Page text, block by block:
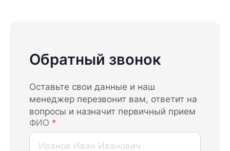
Обратный звонок
Оставьте свои данные и наш
менеджер перезвонит вам, ответит на
вопросы и назначит первичный прием
ФИО *